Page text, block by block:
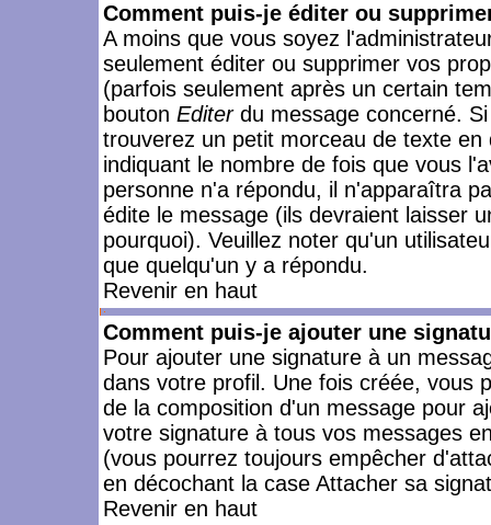
Comment puis-je éditer ou
A moins que vous soyez
seulement éditer ou supprimer vos
(parfois seulement après un certain
bouton Editerdu message concerné.
trouverez un petit morceau de texte
indiquant le nombre de fois que vous
personne n'a répondu, il n'apparaîtra
édite le message (ils devraient laisser
pourquoi). Veuillez noter qu'un
que quelqu'un y a répondu.
Revenir en haut
Comment puis-je ajouter une
Pour ajouter une signature à un
dans votre profil. Une fois créée, vous
de la composition d'un message pour
votre signature à tous vos messages
(vous pourrez toujours empêcher
en décochant la case Attacher sa
Revenir en haut